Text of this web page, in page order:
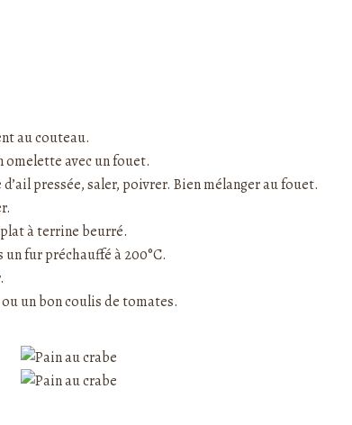
au couteau.
omelette avec un fouet.
pressée, saler, poivrer. Bien mélanger au fouet.
à terrine beurré.
fur préchauffé à 200°C.
un bon coulis de tomates.